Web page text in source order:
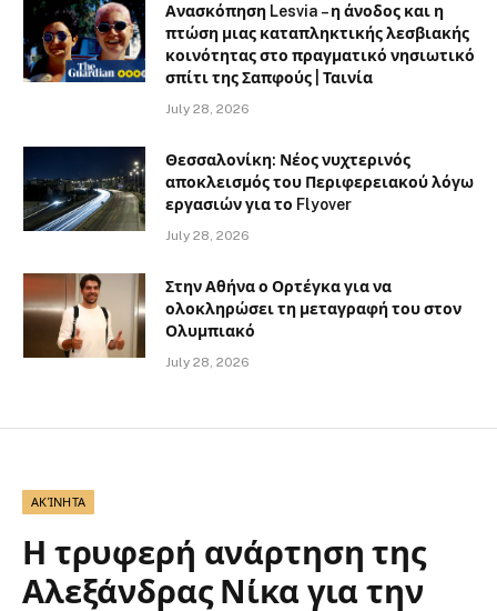
Ανασκόπηση Lesvia – η άνοδος και η
πτώση μιας καταπληκτικής λεσβιακής
κοινότητας στο πραγματικό νησιωτικό
σπίτι της Σαπφούς | Ταινία
July 28, 2026
Θεσσαλονίκη: Νέος νυχτερινός
αποκλεισμός του Περιφερειακού λόγω
εργασιών για το Flyover
July 28, 2026
Στην Αθήνα ο Ορτέγκα για να
ολοκληρώσει τη μεταγραφή του στον
Ολυμπιακό
July 28, 2026
ΑΚΊΝΗΤΑ
Η τρυφερή ανάρτηση της
Αλεξάνδρας Νίκα για την